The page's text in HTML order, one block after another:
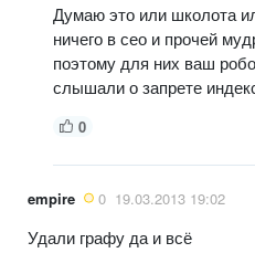
Думаю это или школота
ничего в сео и прочей
поэтому для них ваш
слышали о запрете
0
empire 0 19.03.2013 19:02
Удали графу да и всё